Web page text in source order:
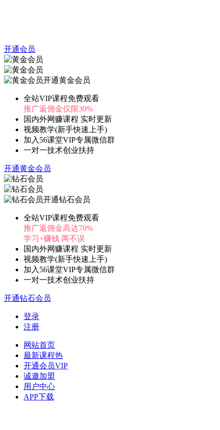
开通会员
开通黄金会员
全站VIP课程免费观看
推广返佣金仅限30%
国内外网赚课程 实时更新
视频教学(新手快速上手)
加入56课堂VIP专属微信群
一对一技术创业扶持
开通黄金会员
开通钻石会员
全站VIP课程免费观看
推广返佣金高达70%
学习+赚钱 两不误
国内外网赚课程 实时更新
视频教学(新手快速上手)
加入56课堂VIP专属微信群
一对一技术创业扶持
开通钻石会员
登录
注册
网站首页
最新课程热
开通会员VIP
诚邀加盟
用户中心
APP下载